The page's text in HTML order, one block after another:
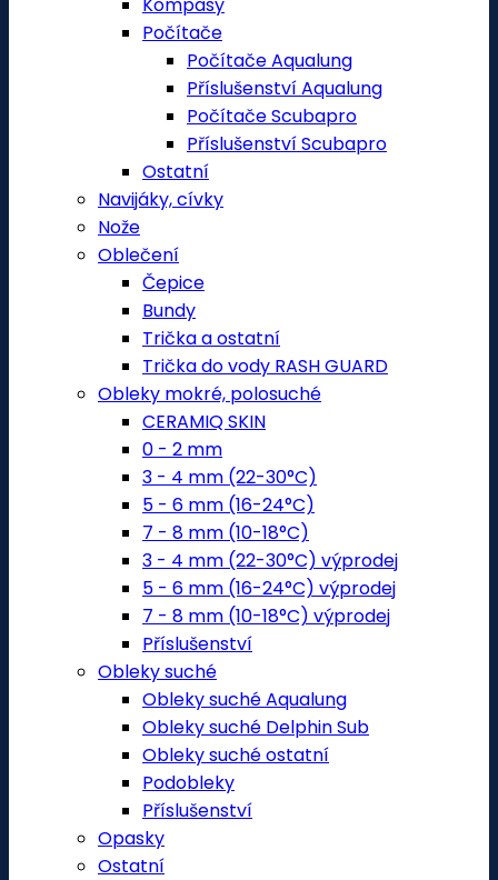
Počítače
Počítače Aqualung
Příslušenství Aqualung
Počítače Scubapro
Příslušenství Scubapro
Ostatní
Navijáky, cívky
Nože
Oblečení
Čepice
Bundy
Trička a ostatní
Trička do vody RASH GUARD
Obleky mokré, polosuché
CERAMIQ SKIN
0 - 2 mm
3 - 4 mm (22-30°C)
5 - 6 mm (16-24°C)
7 - 8 mm (10-18°C)
3 - 4 mm (22-30°C) výprodej
5 - 6 mm (16-24°C) výprodej
7 - 8 mm (10-18°C) výprodej
Příslušenství
Obleky suché
Obleky suché Aqualung
Obleky suché Delphin Sub
Obleky suché ostatní
Podobleky
Příslušenství
Opasky
Ostatní